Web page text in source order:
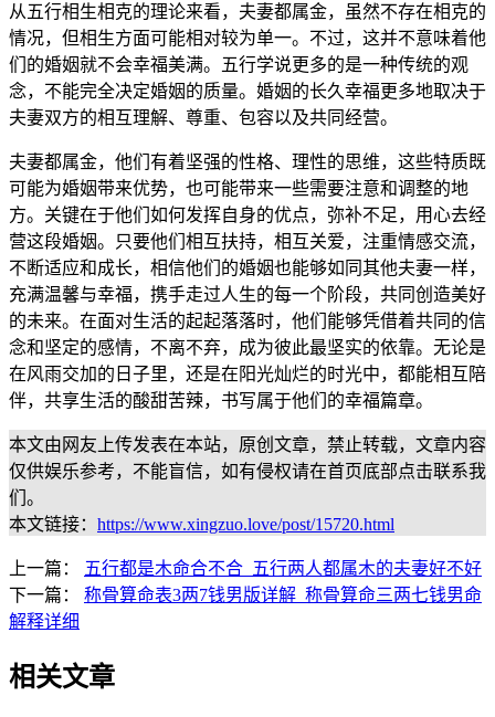
从五行相生相克的理论来看，夫妻都属金，虽然不存在相克的
情况，但相生方面可能相对较为单一。不过，这并不意味着他
们的婚姻就不会幸福美满。五行学说更多的是一种传统的观
念，不能完全决定婚姻的质量。婚姻的长久幸福更多地取决于
夫妻双方的相互理解、尊重、包容以及共同经营。
夫妻都属金，他们有着坚强的性格、理性的思维，这些特质既
可能为婚姻带来优势，也可能带来一些需要注意和调整的地
方。关键在于他们如何发挥自身的优点，弥补不足，用心去经
营这段婚姻。只要他们相互扶持，相互关爱，注重情感交流，
不断适应和成长，相信他们的婚姻也能够如同其他夫妻一样，
充满温馨与幸福，携手走过人生的每一个阶段，共同创造美好
的未来。在面对生活的起起落落时，他们能够凭借着共同的信
念和坚定的感情，不离不弃，成为彼此最坚实的依靠。无论是
在风雨交加的日子里，还是在阳光灿烂的时光中，都能相互陪
伴，共享生活的酸甜苦辣，书写属于他们的幸福篇章。
本文由网友上传发表在本站，原创文章，禁止转载，文章内容
仅供娱乐参考，不能盲信，如有侵权请在首页底部点击联系我
们。
本文链接： https://www.xingzuo.love/post/15720.html
上一篇：
五行都是木命合不合_五行两人都属木的夫妻好不好
下一篇： 称骨算命表3两7钱男版详解_称骨算命三两七钱男命
解释详细
相关文章